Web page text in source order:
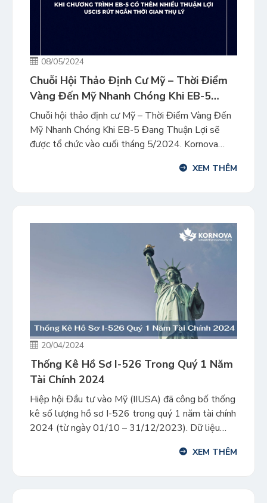
08/05/2024
Chuỗi Hội Thảo Định Cư Mỹ – Thời Điểm
Vàng Đến Mỹ Nhanh Chóng Khi EB-5
Đang Thuận Lợi
Chuỗi hội thảo định cư Mỹ – Thời Điểm Vàng Đến
Mỹ Nhanh Chóng Khi EB-5 Đang Thuận Lợi sẽ
được tổ chức vào cuối tháng 5/2024. Kornova
tâm chương trình EB-5 những thông tin cập nhật
XEM THÊM
20/04/2024
Thống Kê Hồ Sơ I-526 Trong Quý 1 Năm
Tài Chính 2024
Hiệp hội Đầu tư vào Mỹ (IIUSA) đã công bố thống
kê số lượng hồ sơ I-526 trong quý 1 năm tài chính
2024 (từ ngày 01/10 – 31/12/2023). Dữ liệu
hướng của chương trình EB-5 gồm xu hướng thụ lý
XEM THÊM